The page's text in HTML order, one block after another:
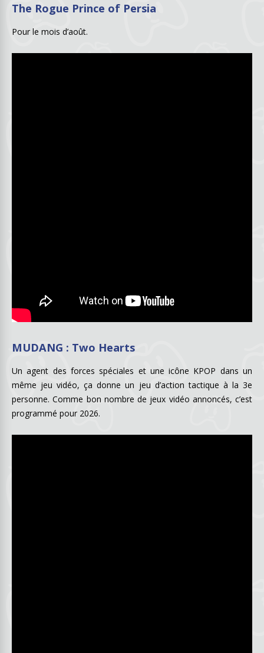
The Rogue Prince of Persia
Pour le mois d’août.
MUDANG : Two Hearts
Un agent des forces spéciales et une icône KPOP dans un
même jeu vidéo, ça donne un jeu d’action tactique à la 3e
personne. Comme bon nombre de jeux vidéo annoncés, c’est
programmé pour 2026.